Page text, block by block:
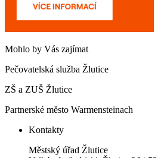
Mohlo by Vás zajímat
Pečovatelská služba Žlutice
ZŠ a ZUŠ Žlutice
Partnerské město Warmensteinach
Kontakty
Městský úřad Žlutice